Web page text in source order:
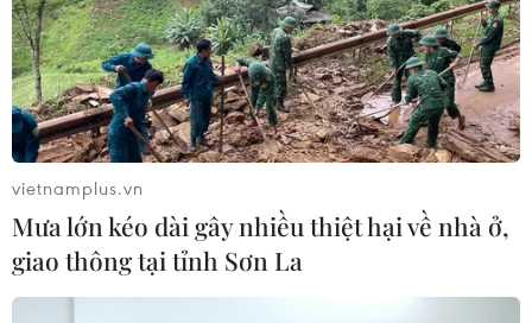
Việt Nam tạo điều kiện hơn nữa cho các dự án đầu tư
mới của các doanh nghiệp Hàn Quốc.
vietnamplus.vn
Mưa lớn kéo dài gây nhiều thiệt hại về nhà ở,
giao thông tại tỉnh Sơn La